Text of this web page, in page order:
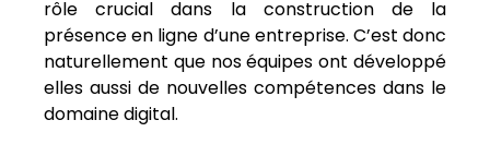
rôle crucial dans la construction de la
présence en ligne d’une entreprise. C’est donc
naturellement que nos équipes ont développé
elles aussi de nouvelles compétences dans le
domaine digital.